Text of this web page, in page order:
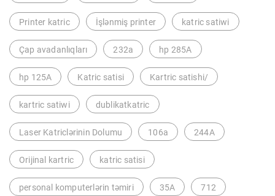
Printer katric İşlənmiş printer katric satiwi
Çap avadanlıqları 232a hp 285A
hp 125A Katric satisi Kartric satishi/
kartric satiwi dublikatkatric
Laser Katriclərinin Dolumu 106a 244A
Orijinal kartric katric satisi
personal komputerlərin təmiri 35A 712